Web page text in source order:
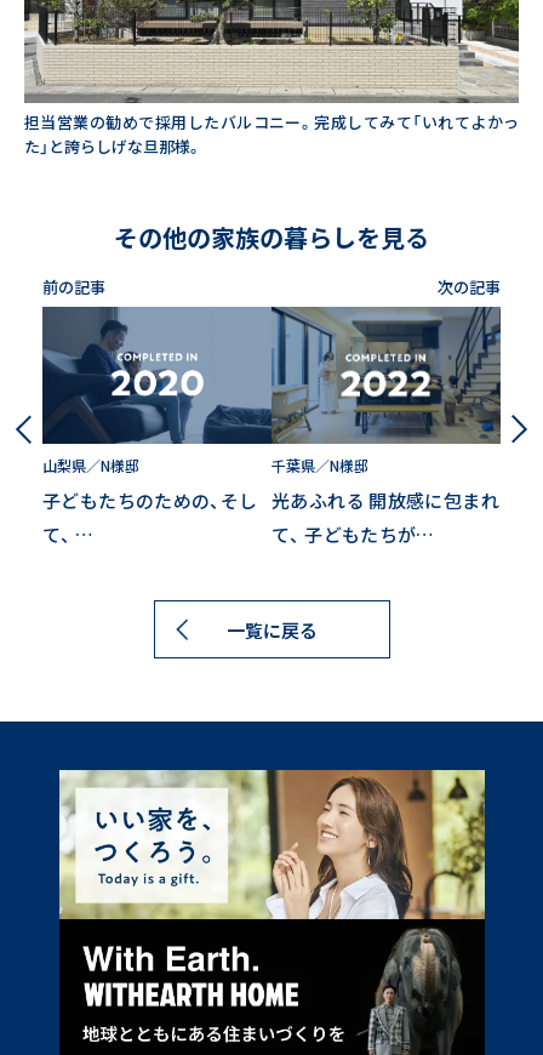
担当営業の勧めで採用したバルコニー。完成してみて「いれてよかっ
た」と誇らしげな旦那様。
その他の家族の暮らしを見る
前の記事
山梨県／N様邸
子どもたちのための、そし
て、 …
次の記事
千葉県／N様邸
光あふれる 開放感に包まれ
て、 子どもたちが…
一覧に戻る